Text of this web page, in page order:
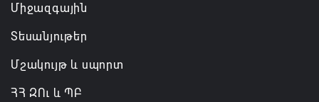
Միջազգային
Տեսանյութեր
Մշակույթ և սպորտ
ՀՀ ԶՈւ և ՊԲ